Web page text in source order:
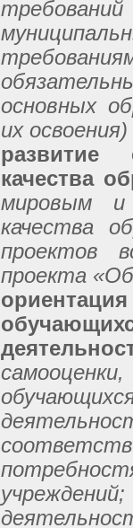
основных
их освоения)
развитие
качества
мировым и
качества
проектов
проекта